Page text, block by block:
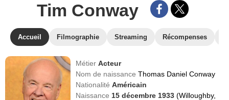
Tim Conway
Accueil Filmographie Streaming Récompenses
MétierActeur
Nom de naissanceThomas Daniel Conway
NationalitéAméricain
Naissance 15 décembre 1933(Willoughby,